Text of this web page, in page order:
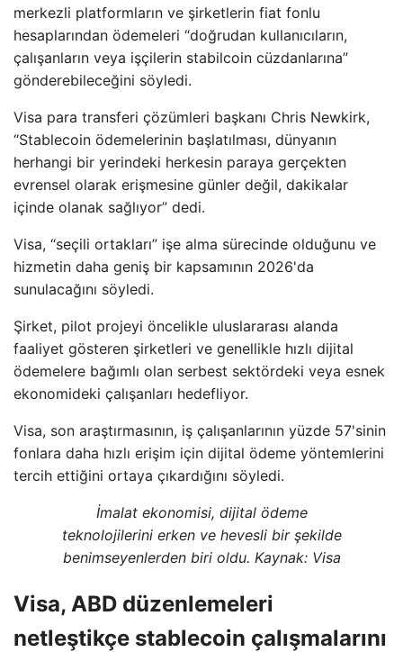
merkezli platformların ve şirketlerin fiat fonlu
hesaplarından ödemeleri “doğrudan kullanıcıların,
çalışanların veya işçilerin stabilcoin cüzdanlarına”
gönderebileceğini söyledi.
Visa para transferi çözümleri başkanı Chris Newkirk,
“Stablecoin ödemelerinin başlatılması, dünyanın
herhangi bir yerindeki herkesin paraya gerçekten
evrensel olarak erişmesine günler değil, dakikalar
içinde olanak sağlıyor” dedi.
Visa, “seçili ortakları” işe alma sürecinde olduğunu ve
hizmetin daha geniş bir kapsamının 2026'da
sunulacağını söyledi.
Şirket, pilot projeyi öncelikle uluslararası alanda
faaliyet gösteren şirketleri ve genellikle hızlı dijital
ödemelere bağımlı olan serbest sektördeki veya esnek
ekonomideki çalışanları hedefliyor.
Visa, son araştırmasının, iş çalışanlarının yüzde 57'sinin
fonlara daha hızlı erişim için dijital ödeme yöntemlerini
tercih ettiğini ortaya çıkardığını söyledi.
İmalat ekonomisi, dijital ödeme
teknolojilerini erken ve hevesli bir şekilde
benimseyenlerden biri oldu. Kaynak: Visa
Visa, ABD düzenlemeleri
netleştikçe stablecoin çalışmalarını